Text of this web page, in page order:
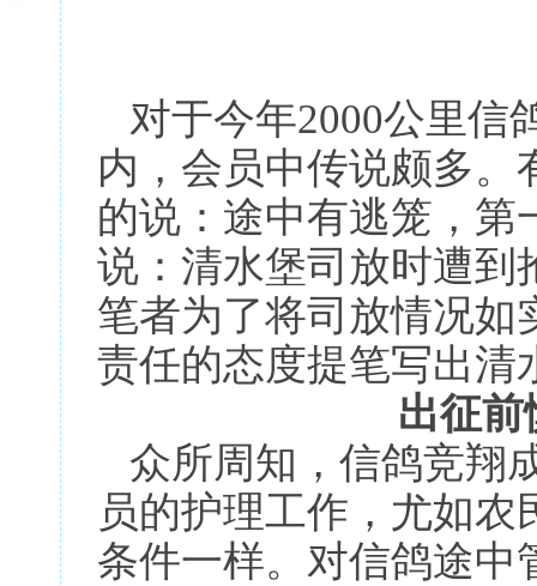
对于今年2000公里信
内，会员中传说颇多
的说：途中有逃笼，
说：清水堡司放时遭到
笔者为了将司放情况如
责任的态度提笔写出清
出征前
众所周知，信鸽竞翔
员的护理工作，尤如
条件一样。对信鸽途中